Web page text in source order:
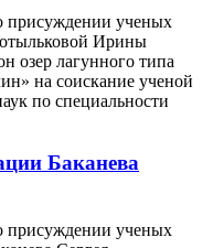
присуждении ученых
Ирины
озер лагунного типа
на соискание ученой
по специальности
Баканева
присуждении ученых